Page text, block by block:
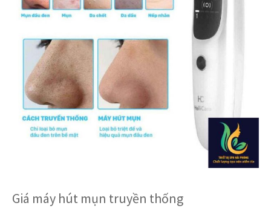
Giá máy hút mụn truyền thống